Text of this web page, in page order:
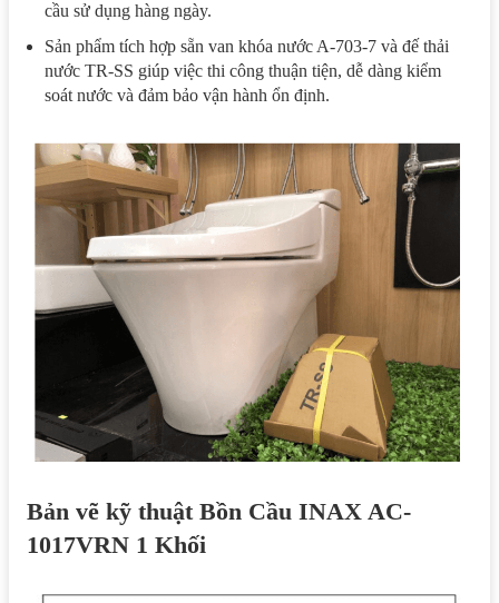
cầu sử dụng hàng ngày.
Sản phẩm tích hợp sẵn van khóa nước A-703-7 và đế thải
nước TR-SS giúp việc thi công thuận tiện, dễ dàng kiểm
soát nước và đảm bảo vận hành ổn định.
Bản vẽ kỹ thuật Bồn Cầu INAX AC-
1017VRN 1 Khối